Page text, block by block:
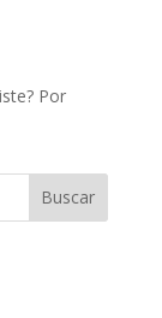
Por